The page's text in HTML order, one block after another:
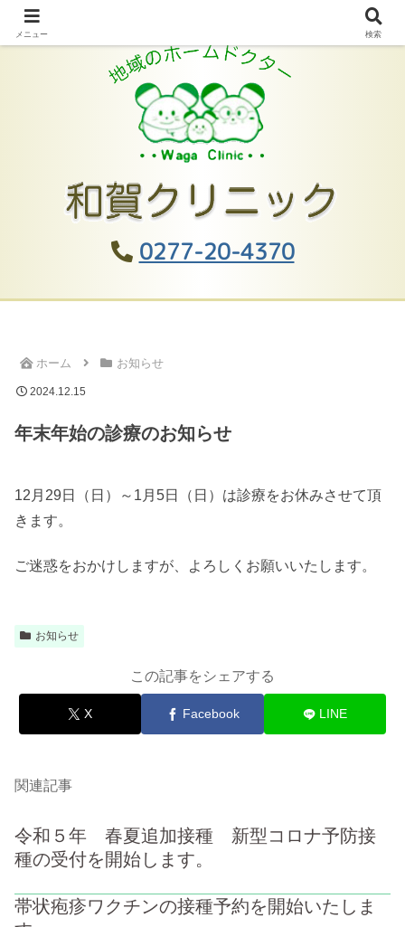
0277-20-4370
ホーム お知らせ
2024.12.15
年末年始の診療のお知らせ
12月29日（日）～1月5日（日）は診療をお休みさせて頂
きます。
ご迷惑をおかけしますが、よろしくお願いいたします。
お知らせ
この記事をシェアする
X Facebook LINE
関連記事
令和５年 春夏追加接種 新型コロナ予防接
種の受付を開始します。
帯状疱疹ワクチンの接種予約を開始いたしま
メニュー 検索